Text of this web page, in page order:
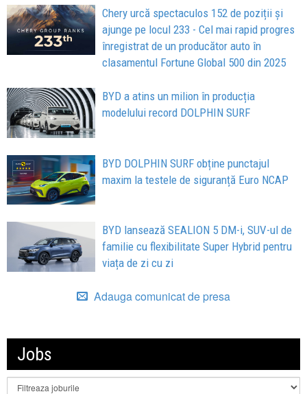
Chery urcă spectaculos 152 de poziții și
ajunge pe locul 233 - Cel mai rapid progres
înregistrat de un producător auto în
clasamentul Fortune Global 500 din 2025
BYD a atins un milion în producția
modelului record DOLPHIN SURF
BYD DOLPHIN SURF obține punctajul
maxim la testele de siguranță Euro NCAP
BYD lansează SEALION 5 DM-i, SUV-ul de
familie cu flexibilitate Super Hybrid pentru
viața de zi cu zi
Adauga comunicat de presa
Jobs